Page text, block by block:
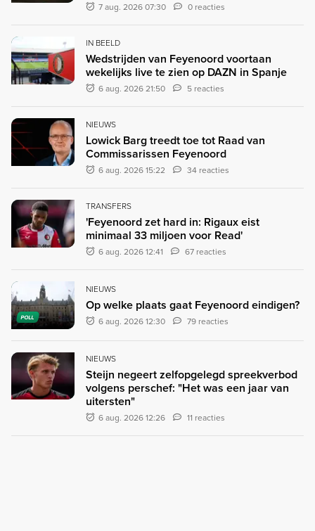
7 aug. 2026 07:30 0 reacties
IN BEELD
Wedstrijden van Feyenoord voortaan
wekelijks live te zien op DAZN in Spanje
6 aug. 2026 21:50 5 reacties
NIEUWS
Lowick Barg treedt toe tot Raad van
Commissarissen Feyenoord
6 aug. 2026 15:22 34 reacties
TRANSFERS
'Feyenoord zet hard in: Rigaux eist
minimaal 33 miljoen voor Read'
6 aug. 2026 12:41 67 reacties
POLL
NIEUWS
Op welke plaats gaat Feyenoord eindigen?
6 aug. 2026 12:30 79 reacties
NIEUWS
Steijn negeert zelfopgelegd spreekverbod
volgens perschef: "Het was een jaar van
uitersten"
6 aug. 2026 12:26 11 reacties